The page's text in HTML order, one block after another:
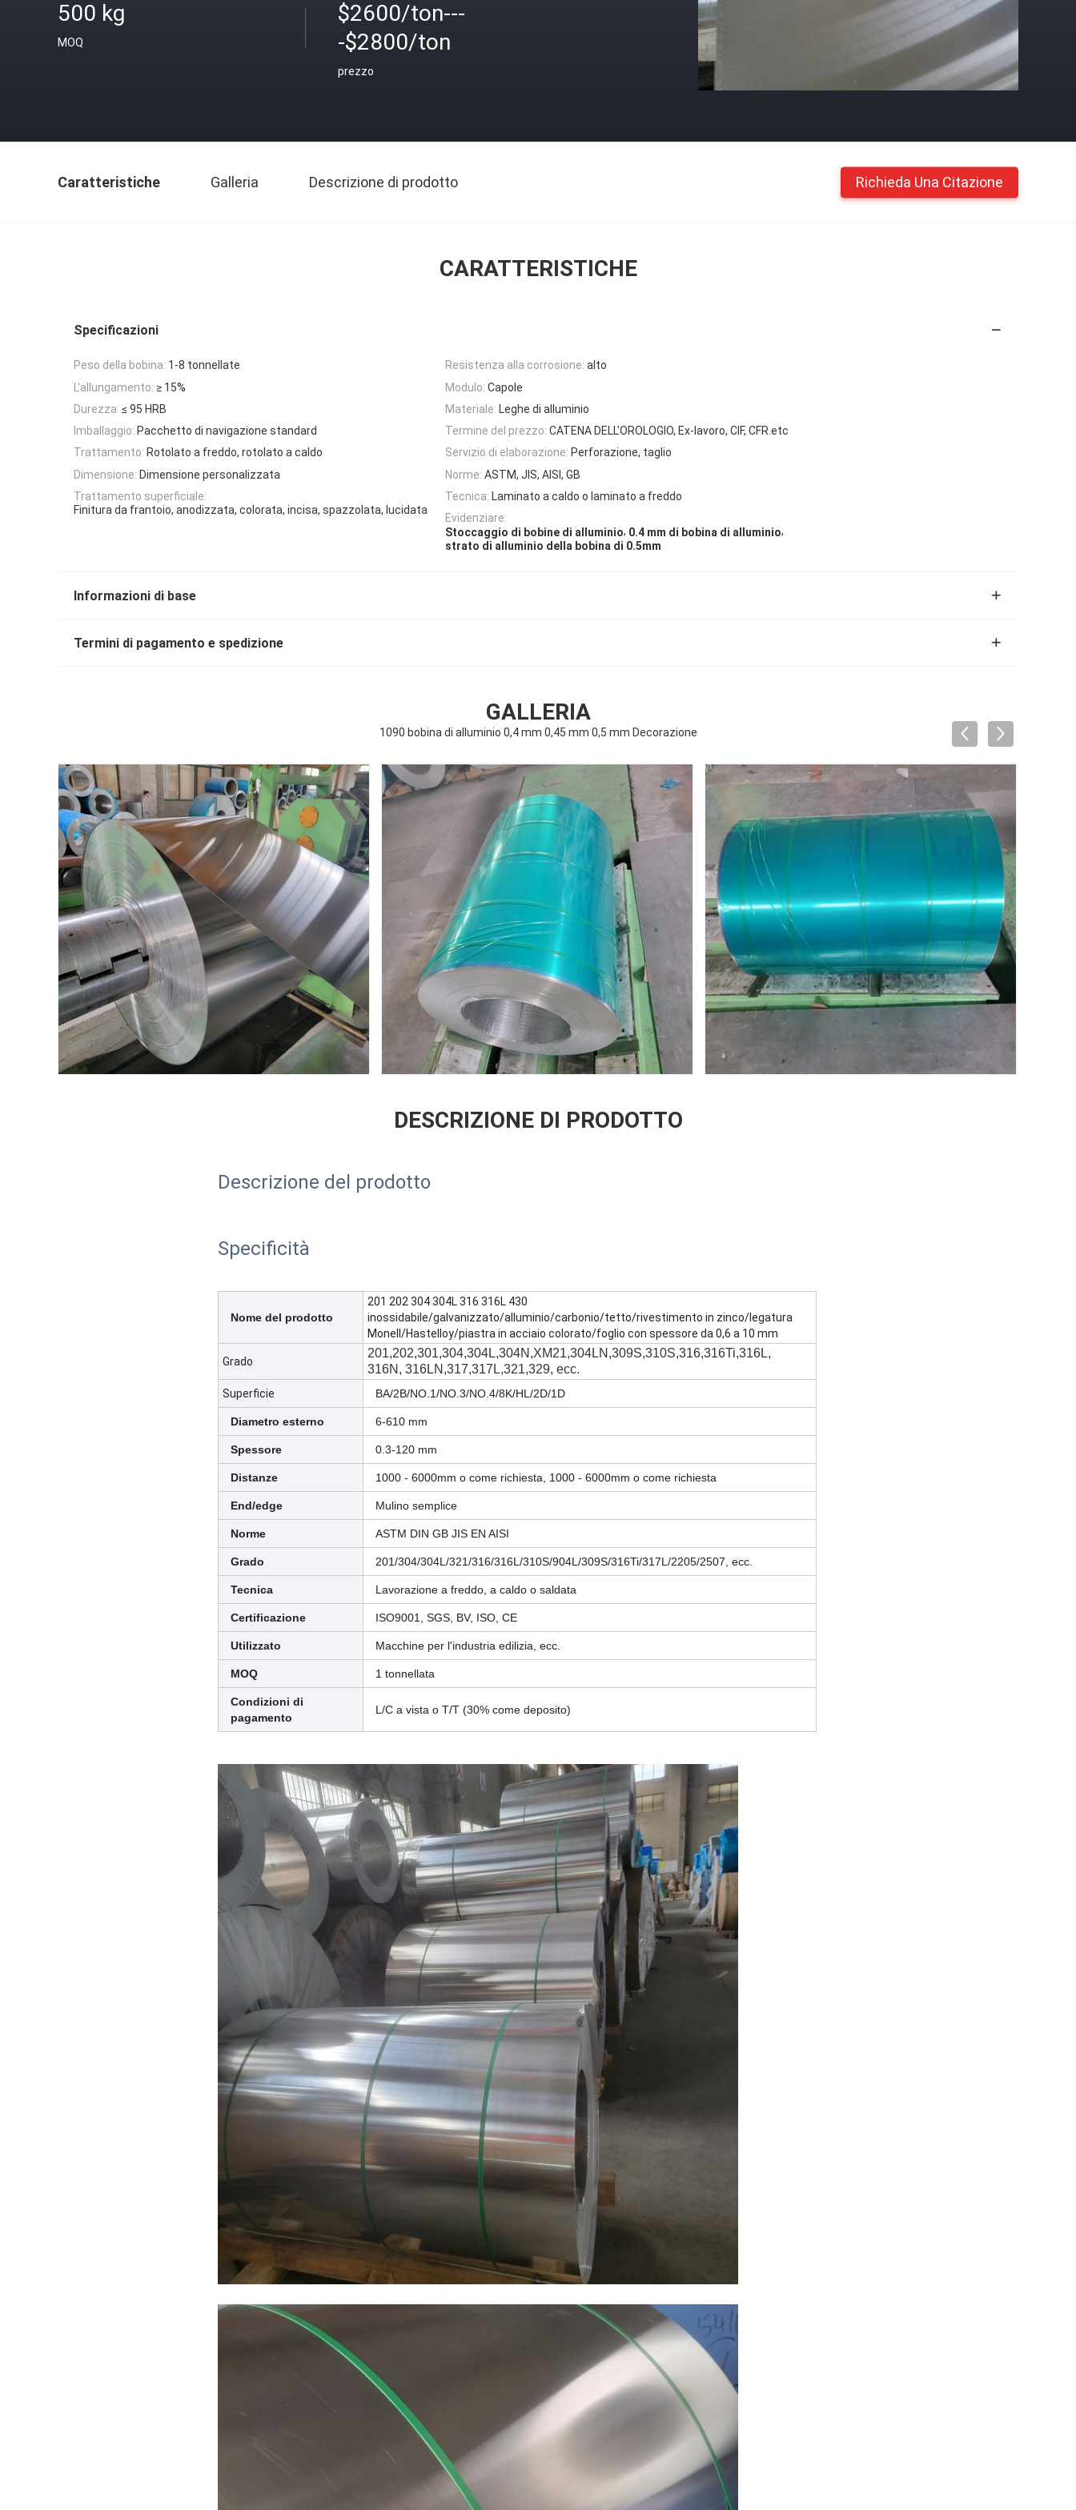
500 kg
MOQ
$2600/ton---
-$2800/ton
prezzo
Caratteristiche Galleria Descrizione di prodotto Richieda Una Citazione
CARATTERISTICHE
Specificazioni
Peso della bobina: 1-8 tonnellate Resistenza alla corrosione: alto
L'allungamento: ≥ 15% Modulo: Capole
Durezza: ≤ 95 HRB Materiale: Leghe di alluminio
Imballaggio: Pacchetto di navigazione standard Termine del prezzo: CATENA DELL'OROLOGIO, Ex-lavoro, CIF, CFR.etc
Trattamento: Rotolato a freddo, rotolato a caldo Servizio di elaborazione: Perforazione, taglio
Dimensione: Dimensione personalizzata Norme: ASTM, JIS, AISI, GB
Trattamento superficiale:
Finitura da frantoio, anodizzata, colorata, incisa, spazzolata, lucidata
Tecnica: Laminato a caldo o laminato a freddo
Evidenziare:
Stoccaggio di bobine di alluminio, 0.4 mm di bobina di alluminio,
strato di alluminio della bobina di 0.5mm
Informazioni di base
Termini di pagamento e spedizione
GALLERIA
1090 bobina di alluminio 0,4 mm 0,45 mm 0,5 mm Decorazione
DESCRIZIONE DI PRODOTTO
Descrizione del prodotto
Specificità
Nome del prodotto
201 202 304 304L 316 316L 430
inossidabile/galvanizzato/alluminio/carbonio/tetto/rivestimento in zinco/legatura
Monell/Hastelloy/piastra in acciaio colorato/foglio con spessore da 0,6 a 10 mm
Grado
201,202,301,304,304L,304N,XM21,304LN,309S,310S,316,316Ti,316L,
316N, 316LN,317,317L,321,329, ecc.
Superficie BA/2B/NO.1/NO.3/NO.4/8K/HL/2D/1D
Diametro esterno 6-610 mm
Spessore 0.3-120 mm
Distanze 1000 - 6000mm o come richiesta, 1000 - 6000mm o come richiesta
End/edge Mulino semplice
Norme ASTM DIN GB JIS EN AISI
Grado 201/304/304L/321/316/316L/310S/904L/309S/316Ti/317L/2205/2507, ecc.
Tecnica Lavorazione a freddo, a caldo o saldata
Certificazione ISO9001, SGS, BV, ISO, CE
Utilizzato Macchine per l'industria edilizia, ecc.
MOQ 1 tonnellata
Condizioni di
pagamento
L/C a vista o T/T (30% come deposito)